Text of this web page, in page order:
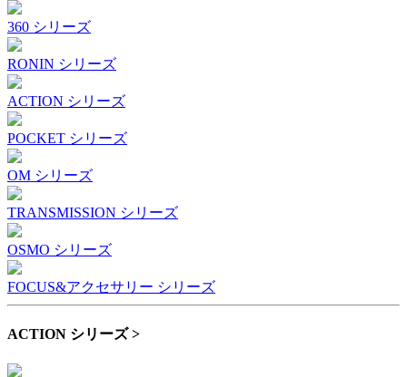
360 シリーズ
RONIN シリーズ
ACTION シリーズ
POCKET シリーズ
OM シリーズ
TRANSMISSION シリーズ
OSMO シリーズ
FOCUS&アクセサリー シリーズ
ACTION シリーズ >